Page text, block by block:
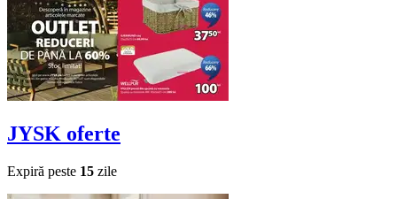
JYSK oferte
Expiră peste 15 zile